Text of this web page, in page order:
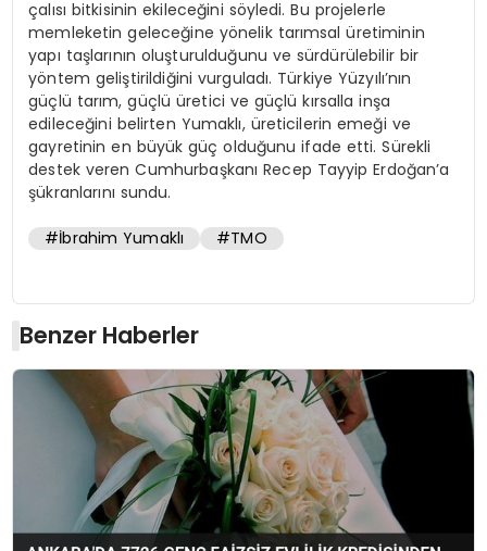
çalısı bitkisinin ekileceğini söyledi. Bu projelerle
memleketin geleceğine yönelik tarımsal üretiminin
yapı taşlarının oluşturulduğunu ve sürdürülebilir bir
yöntem geliştirildiğini vurguladı. Türkiye Yüzyılı’nın
güçlü tarım, güçlü üretici ve güçlü kırsalla inşa
edileceğini belirten Yumaklı, üreticilerin emeği ve
gayretinin en büyük güç olduğunu ifade etti. Sürekli
destek veren Cumhurbaşkanı Recep Tayyip Erdoğan’a
şükranlarını sundu.
#İbrahim Yumaklı #TMO
Benzer Haberler